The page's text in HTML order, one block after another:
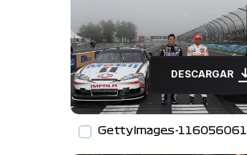
DESCARGAR
GettyImages-116056061